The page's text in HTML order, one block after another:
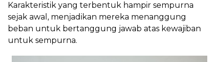
Karakteristik yang terbentuk hampir sempurna
sejak awal, menjadikan mereka menanggung
beban untuk bertanggung jawab atas kewajiban
untuk sempurna.